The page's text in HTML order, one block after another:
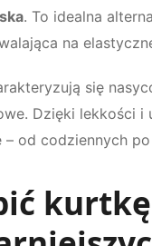
. To idealna
na
się
Dzięki lekkości
od codziennych